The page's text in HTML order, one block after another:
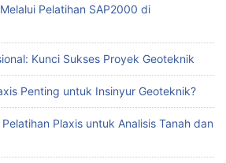
Pelatihan SAP2000 di
Kunci Sukses Proyek Geoteknik
Penting untuk Insinyur Geoteknik?
Plaxis untuk Analisis Tanah dan